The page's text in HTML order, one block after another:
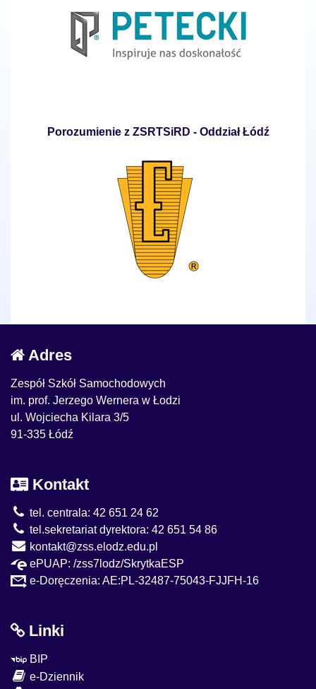
Porozumienie z ZSRTSiRD - Oddział Łódź
Adres
Zespół Szkół Samochodowych
im. prof. Jerzego Wernera w Łodzi
ul. Wojciecha Kilara 3/5
91-335 Łódź
Kontakt
tel. centrala: 42 651 24 62
tel.sekretariat dyrektora: 42 651 54 86
kontakt@zss.elodz.edu.pl
ePUAP: /zss7lodz/SkrytkaESP
e-Doręczenia: AE:PL-32487-75043-FJJFH-16
Linki
BIP
e-Dziennik